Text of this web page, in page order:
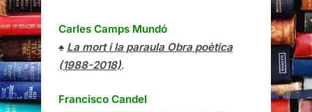
Carles Camps Mundó
♠ La mort i la paraula Obra poètica
(1988-2018).
Francisco Candel